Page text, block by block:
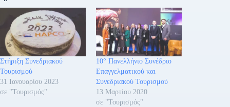
Στήριξη Συνεδριακού
Τουρισμού
31 Ιανουαρίου 2023
σε "Τουρισμός"
10° Πανελλήνιο Συνέδριο
Επαγγελματικού και
Συνεδριακού Τουρισμού
13 Μαρτίου 2020
σε "Τουρισμός"